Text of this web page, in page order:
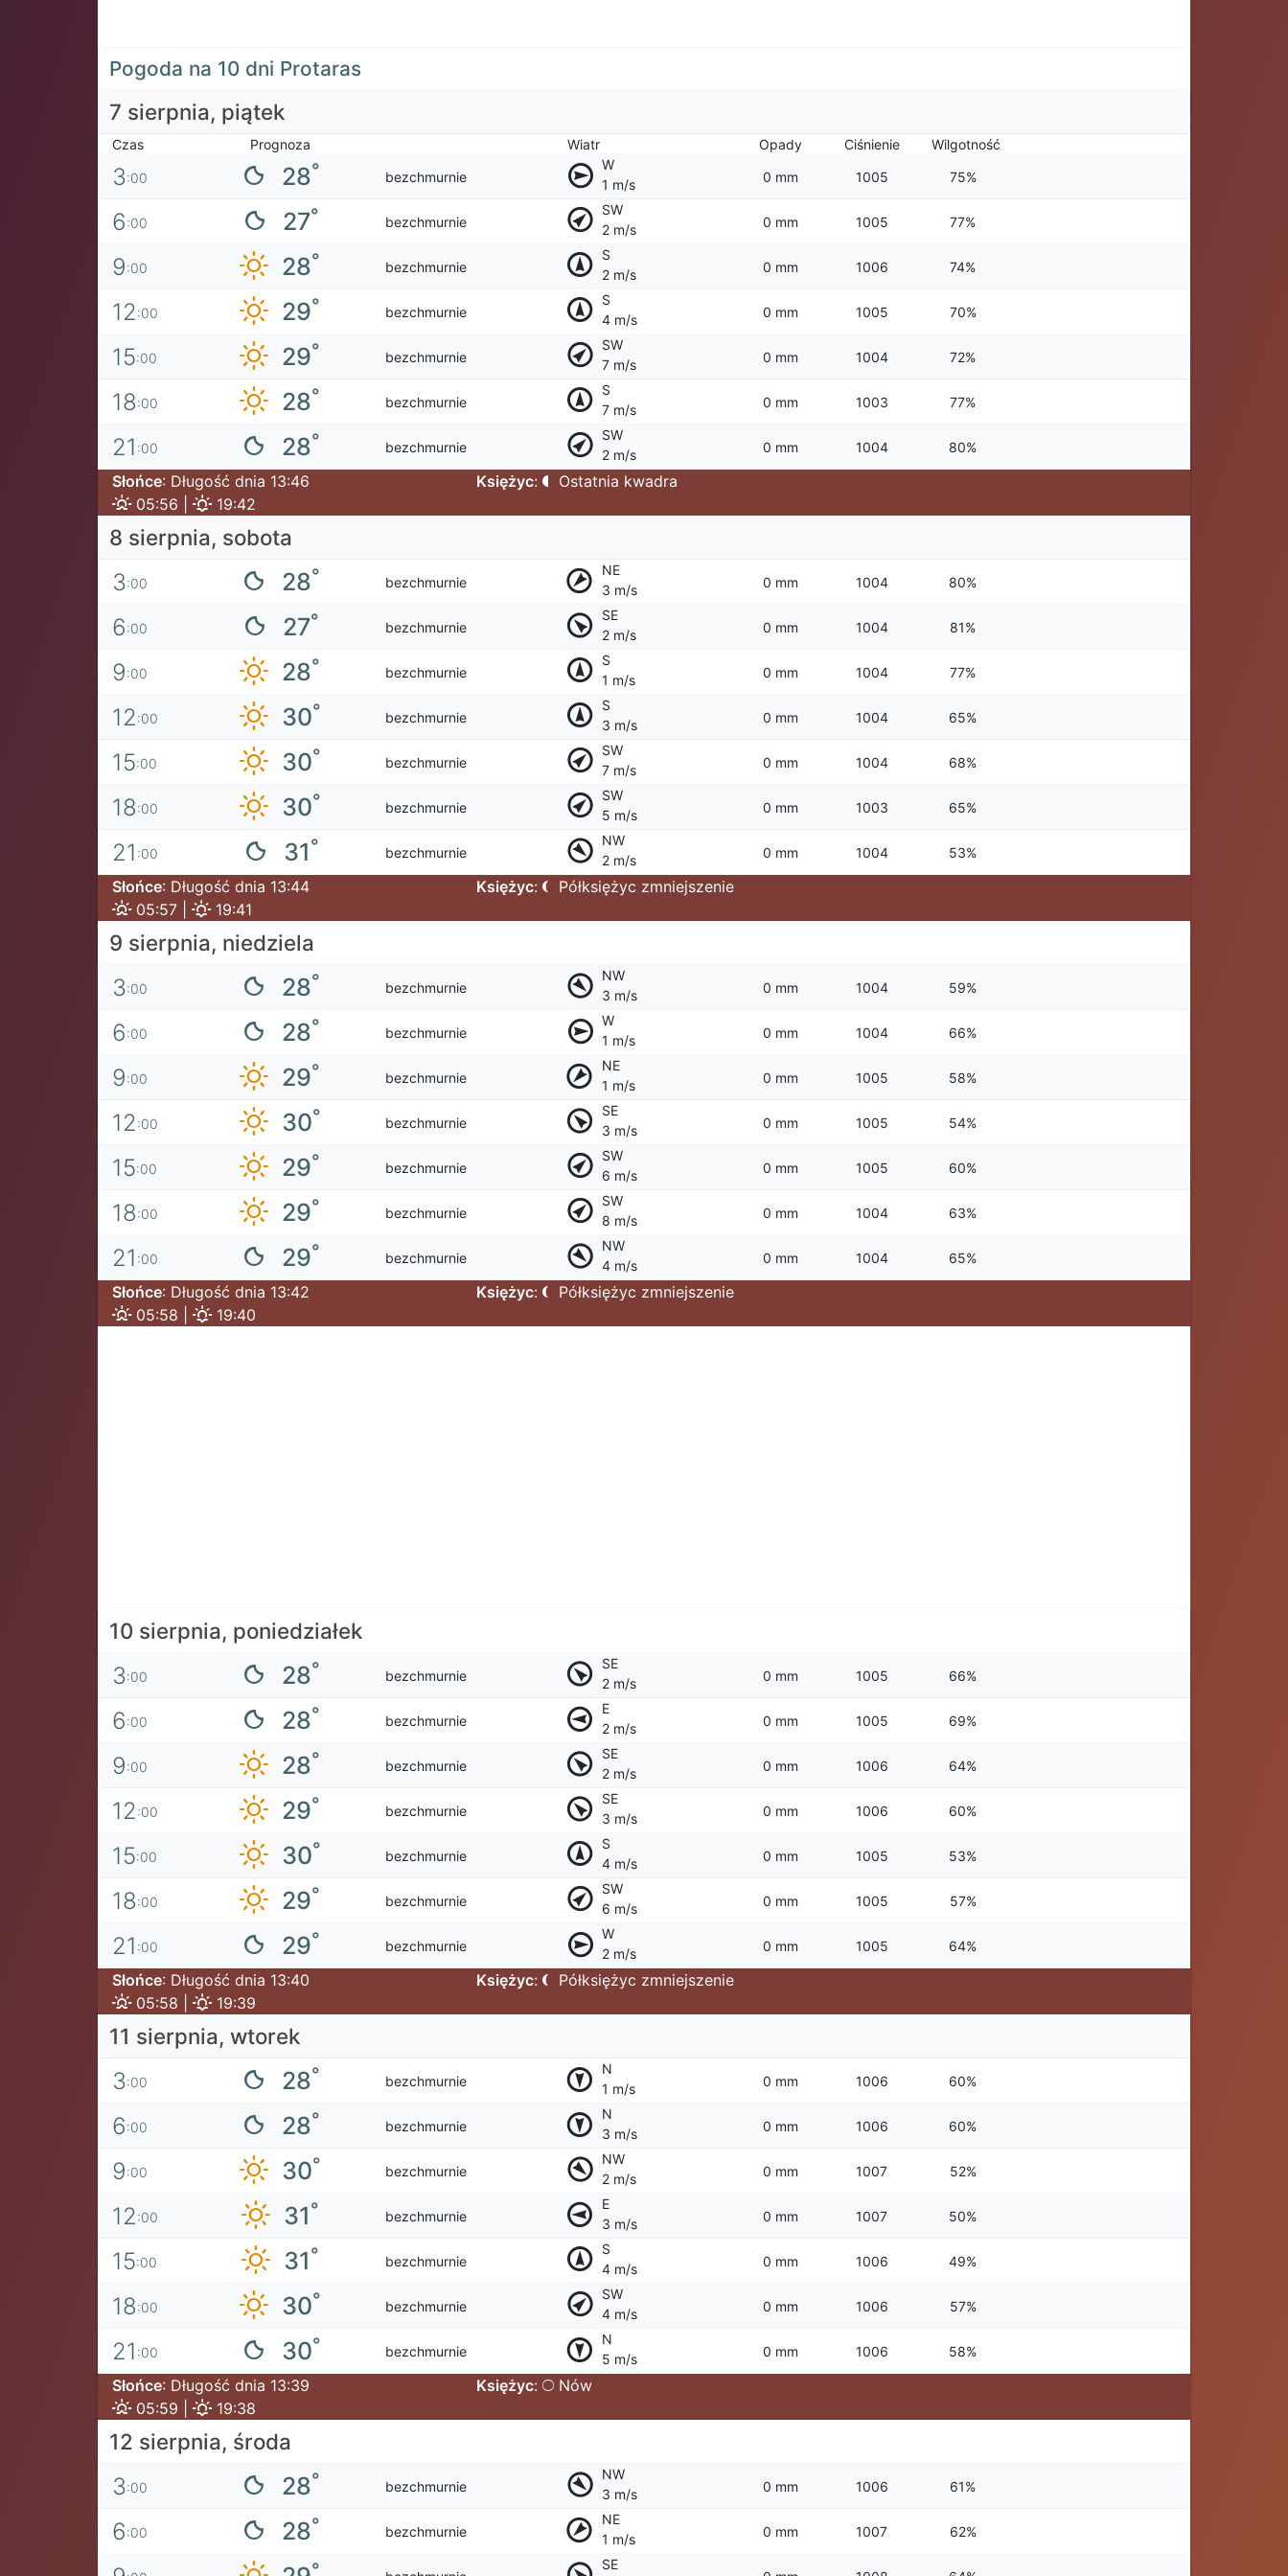
Pogoda na 10 dni Protaras
7 sierpnia, piątek
Czas Prognoza Wiatr Opady Ciśnienie Wilgotność
3:00 28° bezchmurnie
W
1 m/s
0 mm 1005 75%
6:00 27° bezchmurnie
SW
2 m/s
0 mm 1005 77%
9:00 28° bezchmurnie
S
2 m/s
0 mm 1006 74%
12:00 29° bezchmurnie
S
4 m/s
0 mm 1005 70%
15:00 29° bezchmurnie
SW
7 m/s
0 mm 1004 72%
18:00 28° bezchmurnie
S
7 m/s
0 mm 1003 77%
21 :00 28° bezchmurnie
SW
2 m/s
0 mm 1004 80%
Słońce: Długość dnia 13:46
05:56 |
19:42
Księżyc: Ostatnia kwadra
8 sierpnia, sobota
3:00 28° bezchmurnie
NE
3 m/s
0 mm 1004 80%
6:00 27° bezchmurnie
SE
2 m/s
0 mm 1004 81%
9:00 28° bezchmurnie
S
1 m/s
0 mm 1004 77%
12:00 30° bezchmurnie
S
3 m/s
0 mm 1004 65%
15:00 30° bezchmurnie
SW
7 m/s
0 mm 1004 68%
18:00 30° bezchmurnie
SW
5 m/s
0 mm 1003 65%
21 :00 31° bezchmurnie
NW
2 m/s
0 mm 1004 53%
Słońce: Długość dnia 13:44
05:57 |
19:41
Księżyc: Półksiężyc zmniejszenie
9 sierpnia, niedziela
3:00 28° bezchmurnie
NW
3 m/s
0 mm 1004 59%
6:00 28° bezchmurnie
W
1 m/s
0 mm 1004 66%
9:00 29° bezchmurnie
NE
1 m/s
0 mm 1005 58%
12:00 30° bezchmurnie
SE
3 m/s
0 mm 1005 54%
15:00 29° bezchmurnie
SW
6 m/s
0 mm 1005 60%
18:00 29° bezchmurnie
SW
8 m/s
0 mm 1004 63%
21 :00 29° bezchmurnie
NW
4 m/s
0 mm 1004 65%
Słońce: Długość dnia 13:42
05:58 |
19:40
Księżyc: Półksiężyc zmniejszenie
10 sierpnia, poniedziałek
3:00 28° bezchmurnie
SE
2 m/s
0 mm 1005 66%
6:00 28° bezchmurnie
E
2 m/s
0 mm 1005 69%
9:00 28° bezchmurnie
SE
2 m/s
0 mm 1006 64%
12:00 29° bezchmurnie
SE
3 m/s
0 mm 1006 60%
15:00 30° bezchmurnie
S
4 m/s
0 mm 1005 53%
18:00 29° bezchmurnie
SW
6 m/s
0 mm 1005 57%
21 :00 29° bezchmurnie
W
2 m/s
0 mm 1005 64%
Słońce: Długość dnia 13:40
05:58 |
19:39
Księżyc: Półksiężyc zmniejszenie
11 sierpnia, wtorek
3:00 28° bezchmurnie
N
1 m/s
0 mm 1006 60%
6:00 28° bezchmurnie
N
3 m/s
0 mm 1006 60%
9:00 30° bezchmurnie
NW
2 m/s
0 mm 1007 52%
12:00 31° bezchmurnie
E
3 m/s
0 mm 1007 50%
15:00 31° bezchmurnie
S
4 m/s
0 mm 1006 49%
18:00 30° bezchmurnie
SW
4 m/s
0 mm 1006 57%
21 :00 30° bezchmurnie
N
5 m/s
0 mm 1006 58%
Słońce: Długość dnia 13:39
05:59 |
19:38
Księżyc: Nów
12 sierpnia, środa
3:00 28° bezchmurnie
NW
3 m/s
0 mm 1006 61%
6:00 28° bezchmurnie
NE
1 m/s
0 mm 1007 62%
° SE